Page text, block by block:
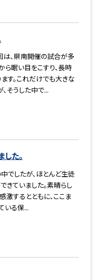
は、県南開催の試合が多
眠い目をこすり、長時
す。これだけでも大きな
そうした中で...
た。
でしたが、ほとんど生徒
きていました。素晴らし
激するとともに、ここま
いる保...